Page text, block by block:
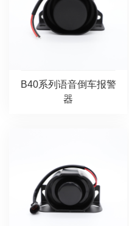
B40系列语音倒车报警
器